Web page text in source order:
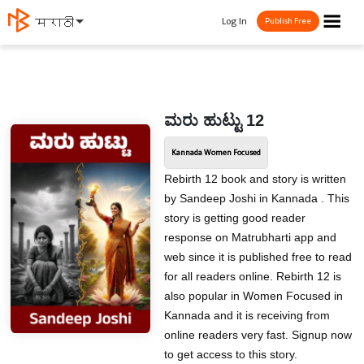
मराठी ☰
Log In Publish Free
ಮರು ಹುಟ್ಟು 12
Kannada Women Focused
Rebirth 12 book and story is written
by Sandeep Joshi in Kannada . This
story is getting good reader
response on Matrubharti app and
web since it is published free to read
for all readers online. Rebirth 12 is
also popular in Women Focused in
Kannada and it is receiving from
online readers very fast. Signup now
to get access to this story.